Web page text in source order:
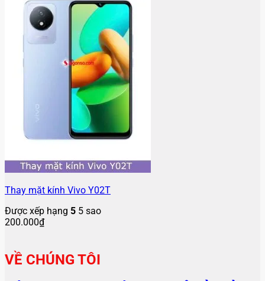
Thay mặt kính Vivo Y02T
Được xếp hạng 5 5 sao
200.000₫
VỀ CHÚNG TÔI